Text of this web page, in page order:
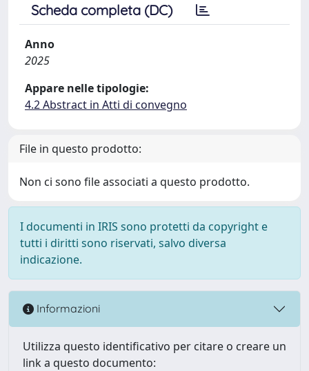
Scheda completa (DC)
Anno
2025
Appare nelle tipologie:
4.2 Abstract in Atti di convegno
File in questo prodotto:
Non ci sono file associati a questo prodotto.
I documenti in IRIS sono protetti da copyright e
tutti i diritti sono riservati, salvo diversa
indicazione.
Informazioni
Utilizza questo identificativo per citare o creare un
link a questo documento: